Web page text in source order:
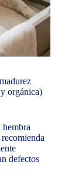
orgánica)
hembra
defectos